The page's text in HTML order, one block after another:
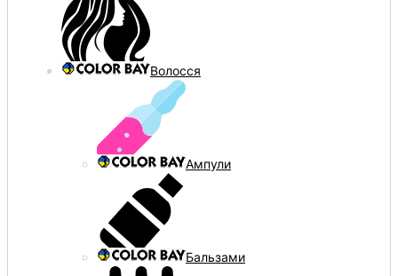
Волосся
Ампули
Бальзами